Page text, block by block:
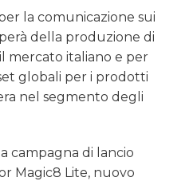
la comunicazione sui
della produzione di
mercato italiano e per
globali per i prodotti
nel segmento degli
campagna di lancio
Magic8 Lite, nuovo